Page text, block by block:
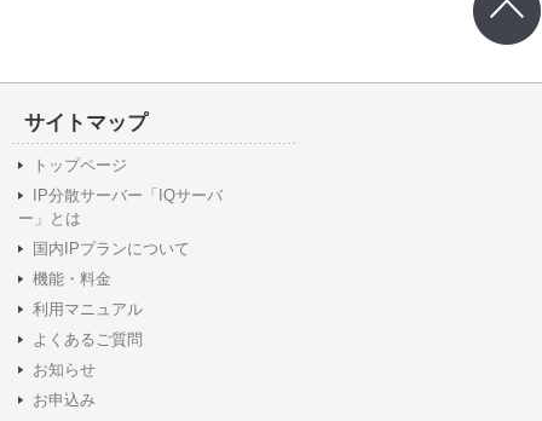
サイトマップ
トップページ
IP分散サーバー「IQサーバ
ー」とは
国内IPプランについて
機能・料金
利用マニュアル
よくあるご質問
お知らせ
お申込み